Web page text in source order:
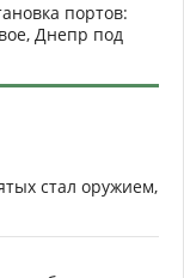
портов:
Днепр под
стал оружием,